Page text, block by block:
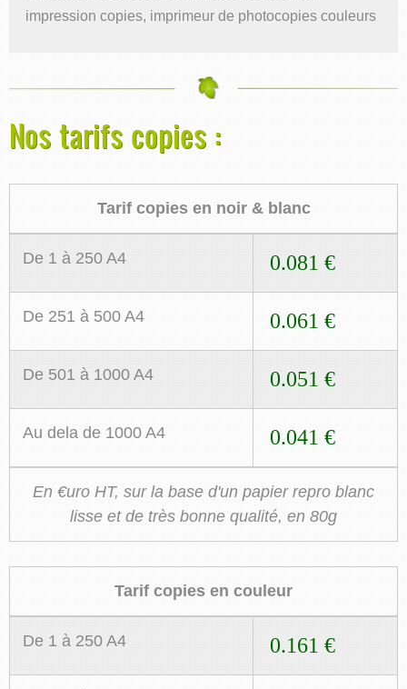
impression copies, imprimeur de photocopies couleurs
Nos tarifs copies :
Tarif copies en noir & blanc
En €uro HT, sur la base d'un papier repro blanc
lisse et de très bonne qualité, en 80g
De 1 à 250 A4 0.081 €
De 251 à 500 A4 0.061 €
De 501 à 1000 A4 0.051 €
Au dela de 1000 A4 0.041 €
Tarif copies en couleur
De 1 à 250 A4 0.161 €